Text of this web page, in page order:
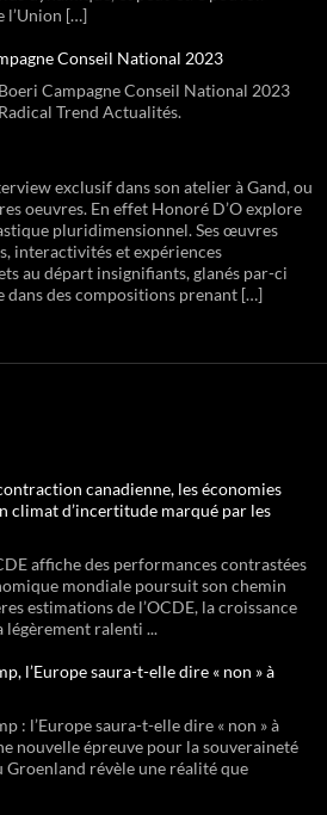
l’Union […]
Conseil National 2023
Campagne Conseil National 2023
Trend Actualités.
exclusif dans son atelier à Gand, ou
oeuvres. En effet Honoré D’O explore
pluridimensionnel. Ses œuvres
interactivités et expériences
au départ insignifiants, glanés par-ci
dans des compositions prenant […]
canadienne, les économies
climat d’incertitude marqué par les
affiche des performances contrastées
mondiale poursuit son chemin
estimations de l’OCDE, la croissance
légèrement ralenti ...
l’Europe saura-t-elle dire « non » à
: l’Europe saura-t-elle dire « non » à
nouvelle épreuve pour la souveraineté
Groenland révèle une réalité que